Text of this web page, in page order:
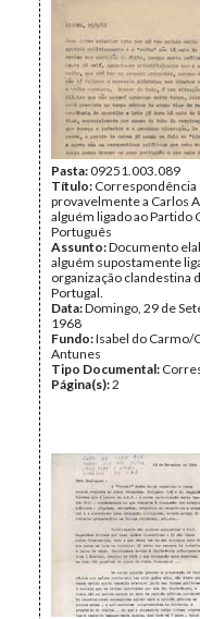
Pasta:09251.003.089
Título: Correspondência
provavelmente a Carlos
alguém ligado ao Partido
Português
Assunto:Documento
alguém supostamente
organização clandestina
Portugal.
Data:Domingo, 29 de
1968
Fundo:Isabel do Carmo/
Antunes
Tipo Documental:
Página(s):2